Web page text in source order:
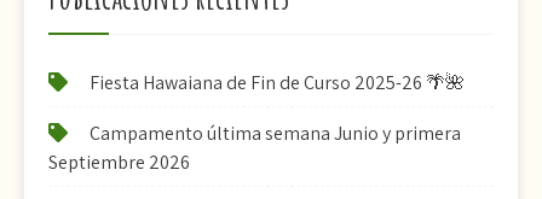
Fiesta Hawaiana de Fin de Curso 2025-26 🌴🌺
Campamento última semana Junio y primera
Septiembre 2026